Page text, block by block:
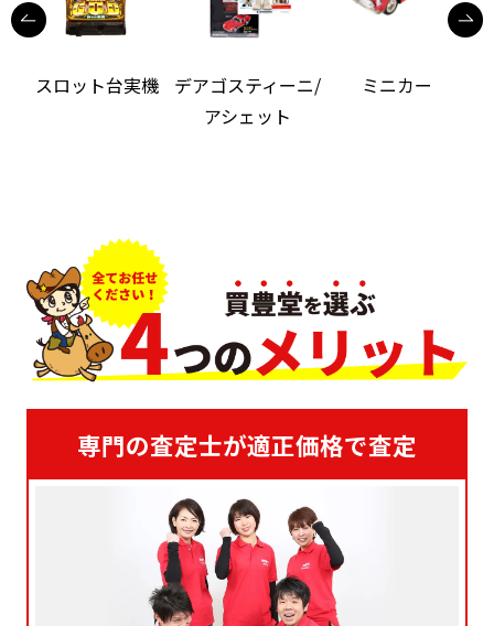
スロット台実機
デアゴスティーニ/
アシェット
ミニカー
専門の査定士が適正価格で査定